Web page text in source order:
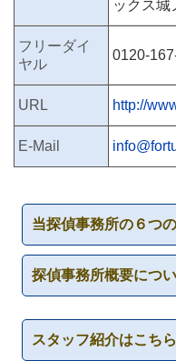
ックス城
フリーダイ
ヤル
0120-
URL http://
E-Mail
当探偵事務所の６つ
探偵事務所概要につ
スタッフ紹介はこち